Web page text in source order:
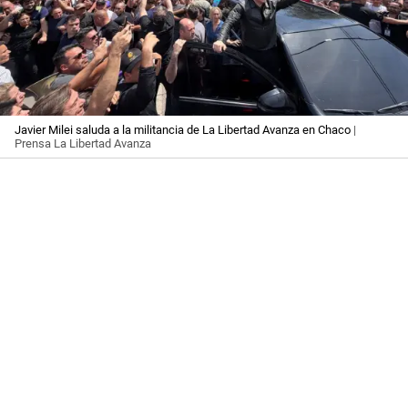
Javier Milei saluda a la militancia de La Libertad Avanza en Chaco |
Prensa La Libertad Avanza